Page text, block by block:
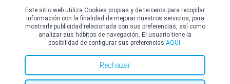
© Copyright Top Doctors 2026. All Right Reserved. Designed and Developed by
Top Doctors |Términos y condiciones|Política de Cookies|Política de privacidad
Este sitio web utiliza Cookies propias y de terceros para recopilar
información con la finalidad de mejorar nuestros servicios, para
mostrarle publicidad relacionada con sus preferencias, así como
analizar sus hábitos de navegación. El usuario tiene la
posibilidad de configurar sus preferencias AQUI.
Rechazar